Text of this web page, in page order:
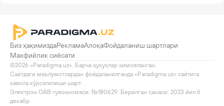
Биз ҳақимиздаРекламаАлоқаФойдаланиш шартлари
Махфийлик сиёсати
©2026 «Paradigma.uz». Барча ҳуқуқлар ҳимояланган.
Сайтдаги маълумотлардан фойдаланилганда «Paradigma.uz» сайтига
хавола кўрсатилиши шарт.
Электрон ОАВ гувоҳномаси: №180629. Берилган санаси: 2023 йил 6
декабр